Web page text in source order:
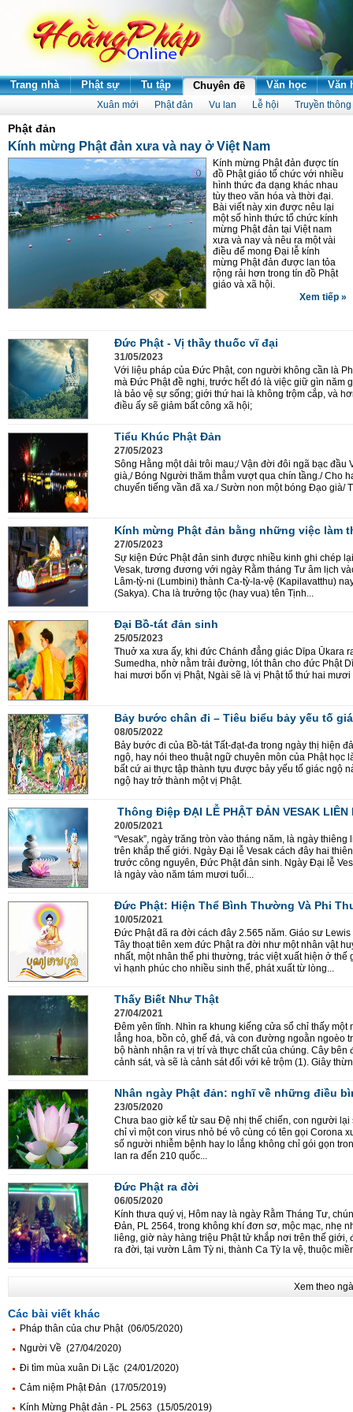
Trang nhà Phật sự Tu tập Chuyên đề Văn học Văn
Xuân mới Phật đản Vu lan Lễ hội Truyền thông
Phật đản
Kính mừng Phật đản xưa và nay ở Việt Nam
Kính mừng Phật đản được tín
đồ Phật giáo tổ chức với nhiều
hình thức đa dạng khác nhau
tùy theo văn hóa và thời đại.
Bài viết này xin được nêu lại
một số hình thức tổ chức kính
mừng Phật đản tại Việt nam
xưa và nay và nêu ra một vài
điều để mong Đại lễ kính
mừng Phật đản được lan tỏa
rộng rải hơn trong tín đồ Phật
giáo và xã hội.
Xem tiếp »
Đức Phật - Vị thầy thuốc vĩ đại
31/05/2023
Với liệu pháp của Đức Phật, con người không cần là
mà Đức Phật đề nghị, trước hết đó là việc giữ gìn năm
là bảo vệ sự sống; giới thứ hai là không trộm cắp, và
điều ấy sẽ giảm bất công xã hội;
Tiểu Khúc Phật Đản
27/05/2023
Sông Hằng một dải trôi mau;/ Vận đời đôi ngã bạc đầu
già,/ Bóng Người thăm thẳm vượt qua chín tầng./ Cho
chuyển tiếng vần đã xa./ Sườn non một bóng Đạo già/
Kính mừng Phật đản bằng những việc làm
27/05/2023
Sự kiện Đức Phật đản sinh được nhiều kinh ghi chép
Vesak, tương đương với ngày Rằm tháng Tư âm lịch
Lâm-tỳ-ni (Lumbini) thành Ca-tỳ-la-vệ (Kapilavatthu)
(Sakya). Cha là trưởng tộc (hay vua) tên Tịnh...
Đại Bồ-tát đản sinh
25/05/2023
Thuở xa xưa ấy, khi đức Chánh đẳng giác Dīpa Ūkara
Sumedha, nhờ nằm trải đường, lót thân cho đức Phật
hai mươi bốn vị Phật, Ngài sẽ là vị Phật tổ thứ hai
Bảy bước chân đi – Tiêu biểu bảy yếu tố
08/05/2022
Bảy bước đi của Bồ-tát Tất-đạt-đa trong ngày thị hiện
ngộ, hay nói theo thuật ngữ chuyên môn của Phật học
bất cứ ai thực tập thành tựu được bảy yếu tố giác ngộ
ngộ hay trở thành một vị Phật.
Thông Điệp ĐẠI LỄ PHẬT ĐẢN VESAK LIÊN
20/05/2021
“Vesak”, ngày trăng tròn vào tháng năm, là ngày
trên khắp thế giới. Ngày Đại lễ Vesak cách đây hai
trước công nguyên, Đức Phật đản sinh. Ngày Đại lễ
là ngày vào năm tám mươi tuổi...
Đức Phật: Hiện Thể Bình Thường Và Phi
10/05/2021
Đức Phật đã ra đời cách đây 2.565 năm. Giáo sư
Tây thoạt tiên xem đức Phật ra đời như một nhân vật
nhất, một nhân thể phi thường, trác việt xuất hiện ở
vì hạnh phúc cho nhiều sinh thể, phát xuất từ lòng...
Thấy Biết Như Thật
27/04/2021
Đêm yên tĩnh. Nhìn ra khung kiếng cửa sổ chỉ thấy một
lẳng hoa, bồn cỏ, ghế đá, và con đường ngoằn ngoèo
bộ hành nhận ra vị trí và thực chất của chúng. Cây
cảnh sát, và sẽ là cảnh sát đối với kẻ trộm (1). Giây
Nhân ngày Phật đản: nghĩ về những điều
23/05/2020
Chưa bao giờ kể từ sau Đệ nhị thế chiến, con người lại
chỉ vì một con virus nhỏ bé vô cùng có tên gọi Corona
số người nhiễm bệnh hay lo lắng không chỉ gói gọn
lan ra đến 210 quốc...
Đức Phật ra đời
06/05/2020
Kính thưa quý vị, Hôm nay là ngày Rằm Tháng Tư,
Đản, PL 2564, trong không khí đơn sơ, mộc mạc, nhẹ
liêng, giờ này hàng triệu Phật tử khắp nơi trên thế
ra đời, tại vườn Lâm Tỳ ni, thành Ca Tỳ la vệ, thuộc
Xem theo
Các bài viết khác
Pháp thân của chư Phật (06/05/2020)
Người Về (27/04/2020)
Đi tìm mùa xuân Di Lặc (24/01/2020)
Cảm niệm Phật Đản (17/05/2019)
Kính Mừng Phật đản - PL 2563 (15/05/2019)